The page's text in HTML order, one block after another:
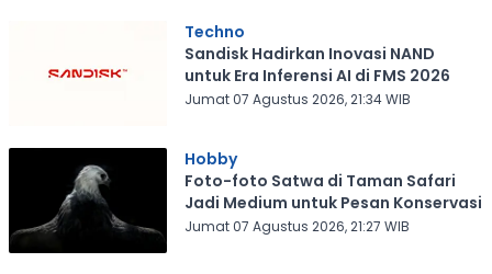
Techno
Sandisk Hadirkan Inovasi NAND
untuk Era Inferensi AI di FMS 2026
Jumat 07 Agustus 2026, 21:34 WIB
Hobby
Foto-foto Satwa di Taman Safari
Jadi Medium untuk Pesan Konservasi
Jumat 07 Agustus 2026, 21:27 WIB